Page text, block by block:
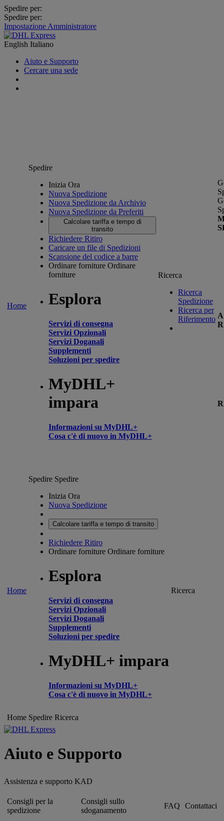
Spedire per:
Spedire per:
Impostazione Amministratore
English Italiano
Aiuto e Supporto
Cercare una sede
Home
Spedire
Inizia Ora
Nuova Spedizione
Nuova Spedizione da Archivio
Nuova Spedizione da Preferiti
Calcolare tariffa e tempo di
transito
Richiedere Ritiro
Caricare un file di Spedizioni
Scansione del codice a barre
Ordinare forniture Ordinare
forniture
Esplora
Servizi di consegna
Servizi Opzionali
Servizi Doganali
Supplementi
Soluzioni per spedire
MyDHL+
impara
Informazioni su MyDHL+
Cosa c'è di nuovo in MyDHL+
Ricerca
Ricerca
Spedizione
Ricerca per
Riferimento
Home
Spedire Spedire
Inizia Ora
Nuova Spedizione
Calcolare tariffa e tempo di transito
Richiedere Ritiro
Ordinare forniture Ordinare forniture
Esplora
Servizi di consegna
Servizi Opzionali
Servizi Doganali
Supplementi
Soluzioni per spedire
MyDHL+ impara
Informazioni su MyDHL+
Cosa c'è di nuovo in MyDHL+
Ricerca
Home Spedire Ricerca
Aiuto e Supporto
Assistenza e supporto KAD
Consigli per la
spedizione
Consigli sullo
sdoganamento
FAQ Contattaci